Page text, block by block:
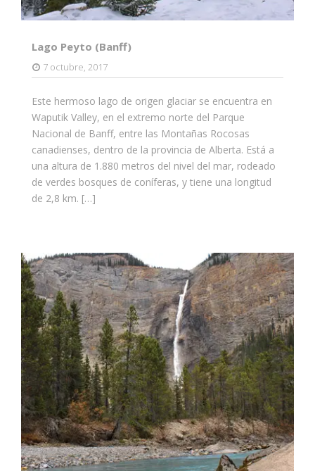
Lago Peyto (Banff)
7 octubre, 2017
Este hermoso lago de origen glaciar se encuentra en
Waputik Valley, en el extremo norte del Parque
Nacional de Banff, entre las Montañas Rocosas
canadienses, dentro de la provincia de Alberta. Está a
una altura de 1.880 metros del nivel del mar, rodeado
de verdes bosques de coníferas, y tiene una longitud
de 2,8 km. […]